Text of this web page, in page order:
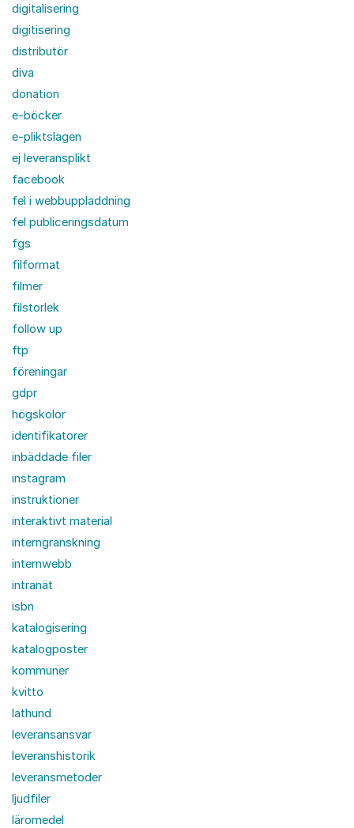
digitalisering
digitisering
distributör
diva
donation
e-böcker
e-pliktslagen
ej leveransplikt
facebook
fel i webbuppladdning
fel publiceringsdatum
fgs
filformat
filmer
filstorlek
follow up
ftp
föreningar
gdpr
högskolor
identifikatorer
inbäddade filer
instagram
instruktioner
interaktivt material
interngranskning
internwebb
intranät
isbn
katalogisering
katalogposter
kommuner
kvitto
lathund
leveransansvar
leveranshistorik
leveransmetoder
ljudfiler
läromedel